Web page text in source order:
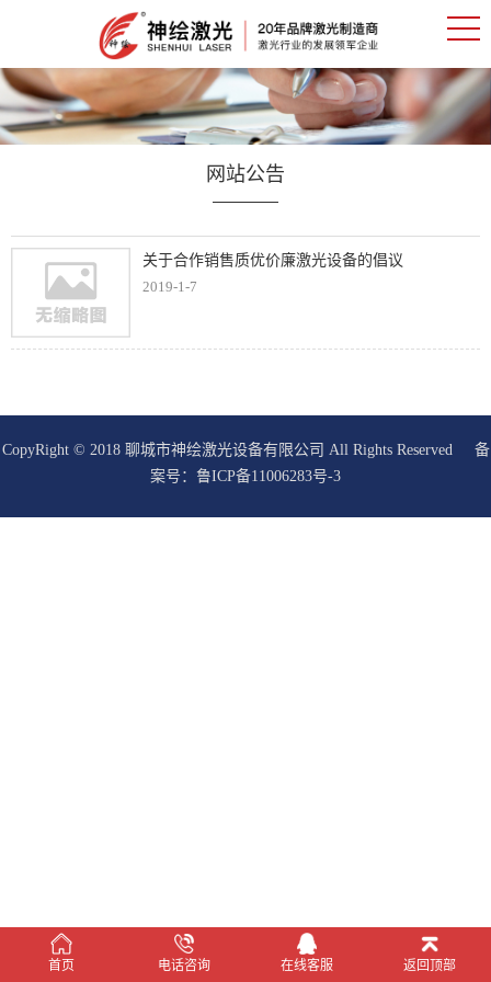
网站公告
关于合作销售质优价廉激光设备的倡议
2019-1-7
CopyRight © 2018 聊城市神绘激光设备有限公司 All Rights Reserved 备
案号： 鲁ICP备11006283号-3
首页 电话咨询 在线客服 返回顶部